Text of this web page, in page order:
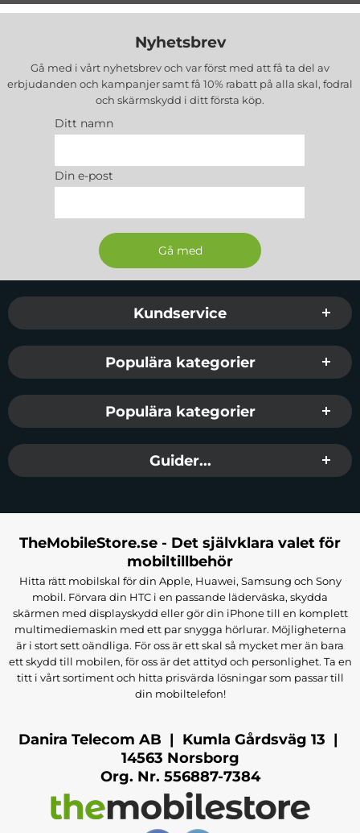
Nyhetsbrev
Gå med i vårt nyhetsbrev och var först med att få ta del av
erbjudanden och kampanjer samt få 10% rabatt på alla skal, fodral
och skärmskydd i ditt första köp.
Ditt namn
Din e-post
Sidfot Blandad info och länkar
Kundservice
Populära kategorier
Populära kategorier
Guider...
TheMobileStore.se - Det självklara valet för
mobiltillbehör
Hitta rätt mobilskal för din Apple, Huawei, Samsung och Sony
mobil. Förvara din HTC i en passande läderväska, skydda
skärmen med displayskydd eller gör din iPhone till en komplett
multimediemaskin med ett par snygga hörlurar. Möjligheterna
är i stort sett oändliga. För oss är ett skal så mycket mer än bara
ett skydd till mobilen, för oss är det attityd och personlighet. Ta en
titt i vårt sortiment och hitta prisvärda lösningar som passar till
din mobiltelefon!
Danira Telecom AB | Kumla Gårdsväg 13 |
14563 Norsborg
Org. Nr. 556887-7384